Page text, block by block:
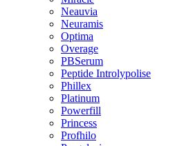
Neauvia
Neuramis
Optima
Overage
PBSerum
Peptide Introlypolise
Phillex
Platinum
Powerfill
Princess
Profhilo